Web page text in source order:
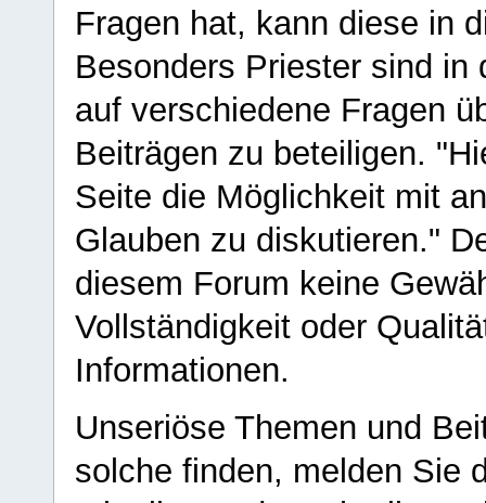
Fragen hat, kann diese in
Besonders Priester sind in
auf verschiedene Fragen
Beiträgen zu beteiligen.
Seite die Möglichkeit mit
Glauben zu diskutieren."
diesem Forum keine
Vollständigkeit oder
Informationen.
Unseriöse Themen und
solche finden, melden Sie